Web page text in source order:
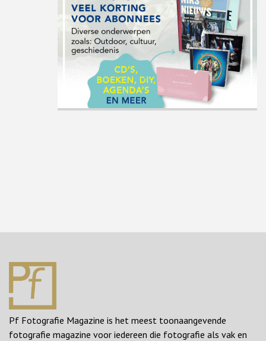
Pf Fotografie Magazine is het meest toonaangevende
fotografie magazine voor iedereen die fotografie als vak en